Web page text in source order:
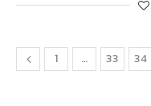
1 … 33 34